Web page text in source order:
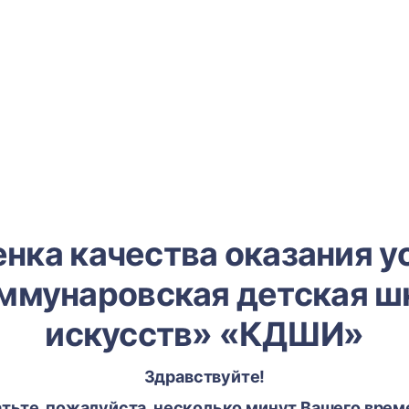
качества оказания
детская
искусств» «КДШИ»
Здравствуйте!